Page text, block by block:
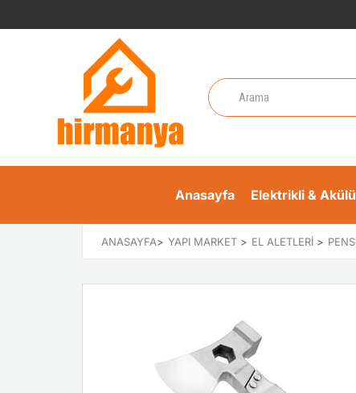
Anasayfa Elektrikli &
ANASAYFA> YAPI MARKET > EL ALETLERI >